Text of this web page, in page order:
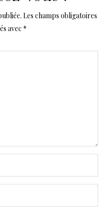
Les champs obligatoires
avec *